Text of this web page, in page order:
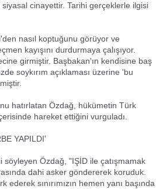
cinayettir. Tarihi gerçeklerle ilgisi
nasıl koptuğunu görüyor ve
kayışını durdurmaya çalışıyor.
girmiştir. Başbakan'ın kendisine baş
soykırım açıklaması üzerine 'bu
hatırlatan Özdağ, hükümetin Türk
hareket ettiğini vurguladı.
YAPILDI'
söyleyen Özdağ, "IŞİD ile çatışmamak
dahi asker göndererek koruduk.
sınırımızın hemen yanı başında